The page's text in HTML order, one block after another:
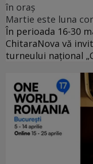
în oraș
Martie este luna
În perioada 16-30
ChitaraNova vă
turneului național